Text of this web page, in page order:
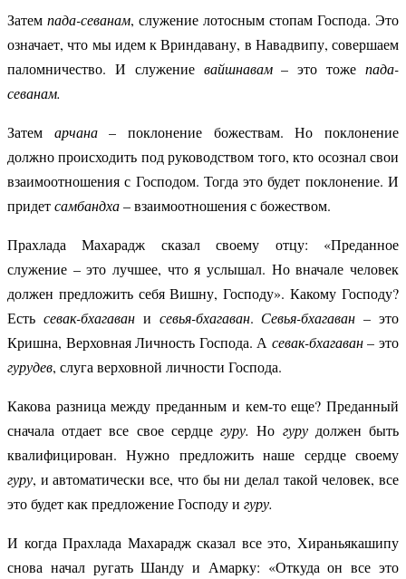
Затем пада-севанам, служение лотосным стопам Господа. Это
означает, что мы идем к Вриндавану, в Навадвипу, совершаем
паломничество. И служение вайшнавам– это тожепада-
севанам.
Затем арчана– поклонение божествам. Но поклонение
должно происходить под руководством того, кто осознал свои
взаимоотношения с Господом. Тогда это будет поклонение. И
придетсамбандха– взаимоотношения с божеством.
Прахлада Махарадж сказал своему отцу: «Преданное
служение – это лучшее, что я услышал. Но вначале человек
должен предложить себя Вишну, Господу». Какому Господу?
Есть севак-бхагавани севья-бхагаван. Севья-бхагаван – это
Кришна, Верховная Личность Господа. А севак-бхагаван– это
гурудев, слуга верховной личности Господа.
Какова разница между преданным и кем-то еще? Преданный
сначала отдает все свое сердцегуру. Но гурудолжен быть
квалифицирован. Нужно предложить наше сердце своему
гуру, и автоматически все, что бы ни делал такой человек, все
это будет как предложение Господу и гуру.
И когда Прахлада Махарадж сказал все это, Хираньякашипу
снова начал ругать Шанду и Амарку: «Откуда он все это